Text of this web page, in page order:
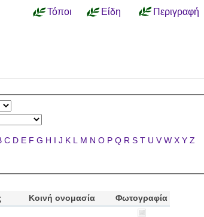
Τόποι Είδη Περιγραφή
C D E F G H I J K L M N O P Q R S T U V W X Y Z
Κοινή ονομασία
Φωτογραφία